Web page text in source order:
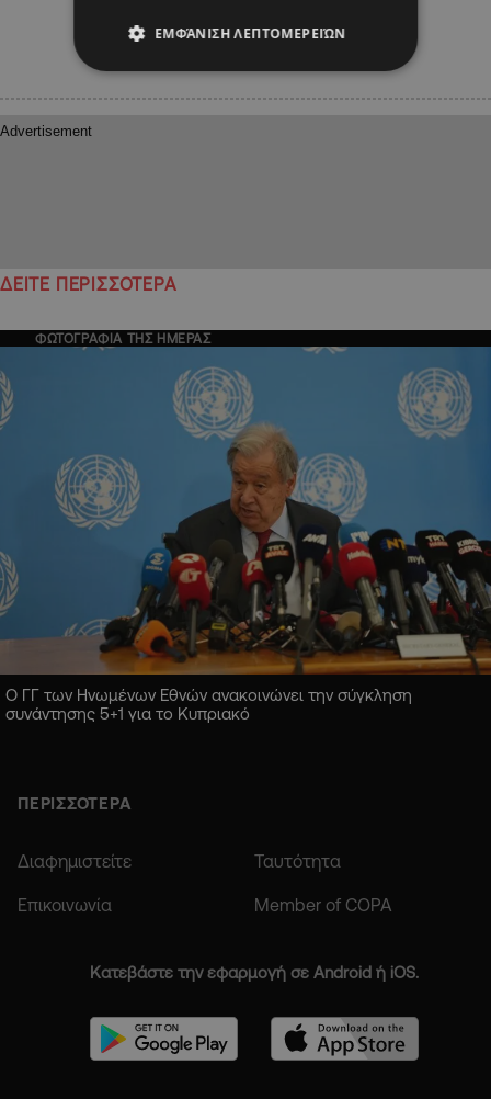
ΔΕΙΤΕ ΠΕΡΙΣΣΟΤΕΡΑ
ΦΩΤΟΓΡΑΦΙΑ ΤΗΣ ΗΜΕΡΑΣ
Ο ΓΓ των Ηνωμένων Εθνών ανακοινώνει την σύγκληση
συνάντησης 5+1 για το Κυπριακό
ΠΕΡΙΣΣΟΤΕΡΑ
Διαφημιστείτε Ταυτότητα
Επικοινωνία Member of COPA
Κατεβάστε την εφαρμογή σε Android ή iOS.
ΕΜΦΆΝΙΣΗ ΛΕΠΤΟΜΕΡΕΙΏΝ